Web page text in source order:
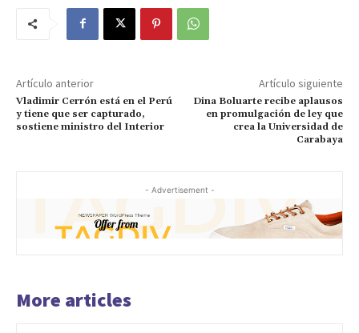
Artículo anterior
Vladimir Cerrón está en el Perú
y tiene que ser capturado,
sostiene ministro del Interior
Artículo siguiente
Dina Boluarte recibe aplausos
en promulgación de ley que
crea la Universidad de
Carabaya
- Advertisement -
More articles